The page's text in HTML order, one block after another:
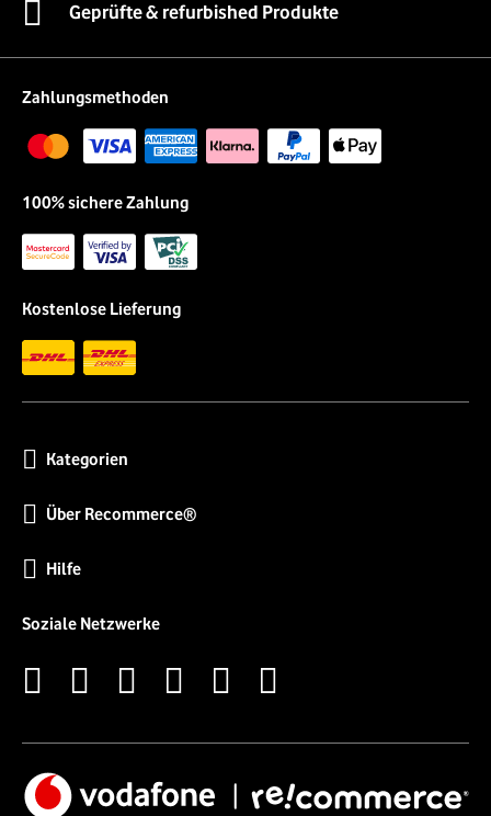
Geprüfte & refurbished Produkte
Zahlungsmethoden
100% sichere Zahlung
Kostenlose Lieferung
Kategorien
Über Recommerce®
Hilfe
Soziale Netzwerke